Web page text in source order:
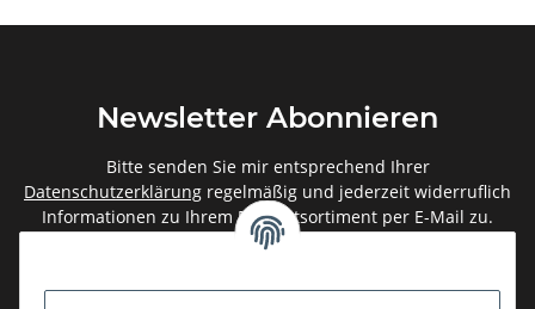
Newsletter Abonnieren
Bitte senden Sie mir entsprechend Ihrer
Datenschutzerklärung regelmäßig und jederzeit widerruflich
Informationen zu Ihrem Produktsortiment per E-Mail zu.